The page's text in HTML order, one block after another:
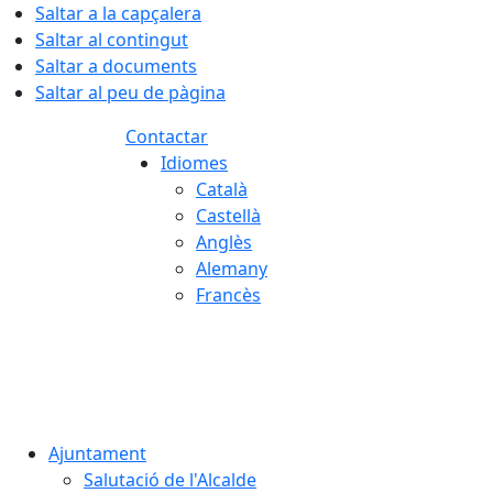
Saltar a la capçalera
Saltar al contingut
Saltar a documents
Saltar al peu de pàgina
Contactar
Idiomes
Català
Castellà
Anglès
Alemany
Francès
Ajuntament
Salutació de l'Alcalde